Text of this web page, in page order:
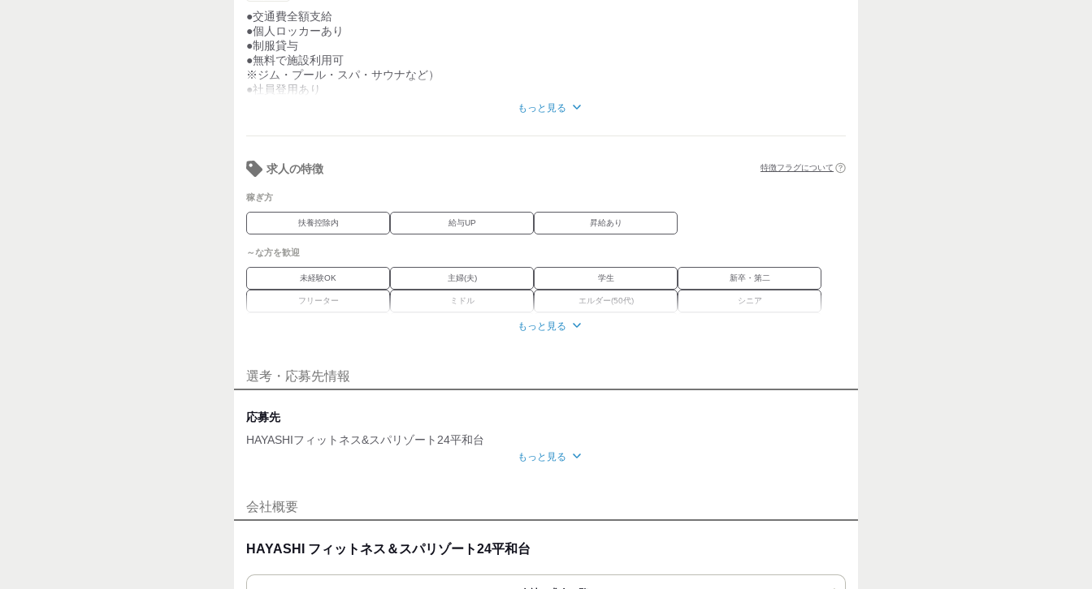
●交通費全額支給
●個人ロッカーあり
●制服貸与
●無料で施設利用可
※ジム・プール・スパ・サウナなど）
●社員登用あり
（任意参加）
もっと見る
求人の特徴 特徴フラグについて
稼ぎ方
扶養控除内 給与UP 昇給あり
～な方を歓迎
未経験OK 主婦(夫) 学生 新卒・第二
フリーター ミドル エルダー(50代) シニア
駅徒歩5分
研修制度
応募時のメリット
履歴書不要 友達応募
もっと見る
選考・応募先情報
応募先
HAYASHIフィットネス&スパリゾート24平和台
[最寄駅]
東京都 練馬区⁄平和台駅 (徒歩 5分)ほか
[住所]
もっと見る
会社概要
HAYASHI フィットネス＆スパリゾート24平和台